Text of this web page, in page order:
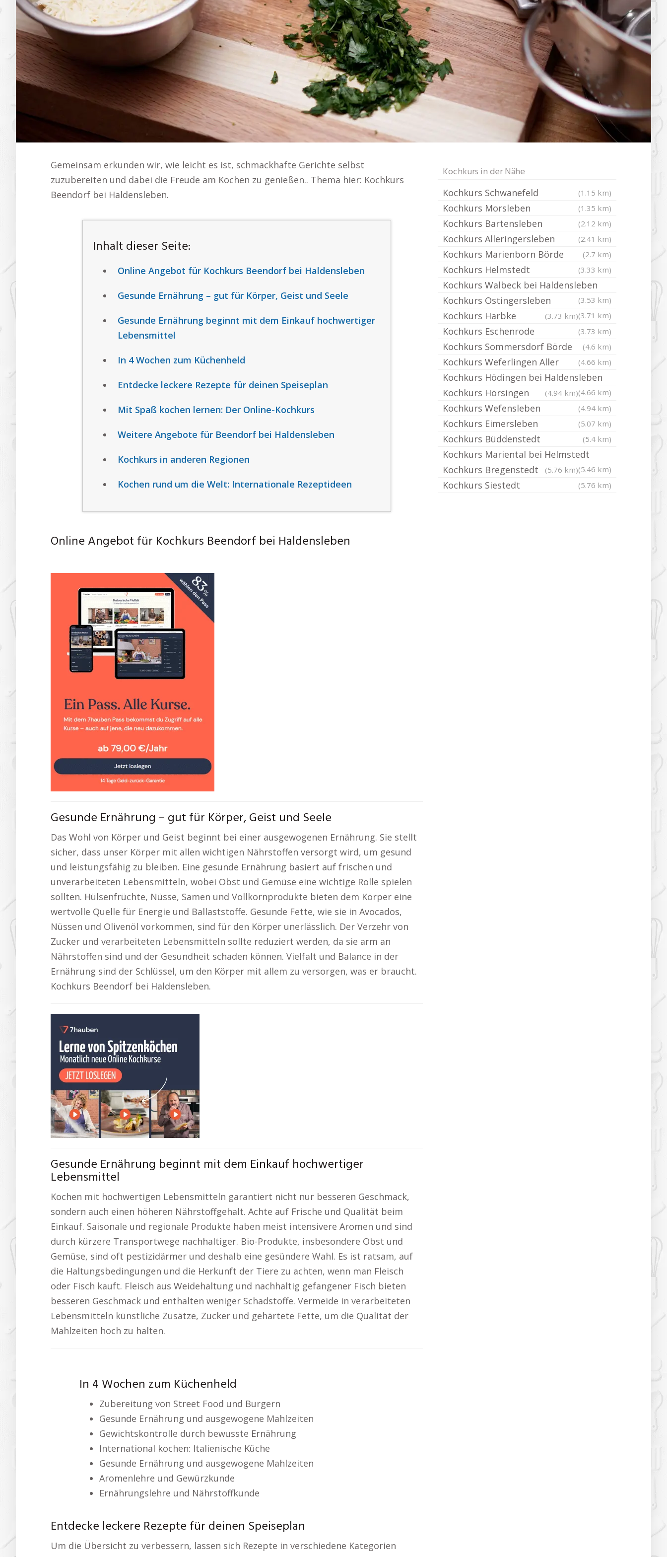
Gemeinsam erkunden wir, wie leicht es ist, schmackhafte Gerichte selbst
zuzubereiten und dabei die Freude am Kochen zu genießen.. Thema hier: Kochkurs
Beendorf bei Haldensleben.
Inhalt dieser Seite:
Online Angebot für Kochkurs Beendorf bei Haldensleben
Gesunde Ernährung – gut für Körper, Geist und Seele
Gesunde Ernährung beginnt mit dem Einkauf hochwertiger
Lebensmittel
In 4 Wochen zum Küchenheld
Entdecke leckere Rezepte für deinen Speiseplan
Mit Spaß kochen lernen: Der Online-Kochkurs
Weitere Angebote für Beendorf bei Haldensleben
Kochkurs in anderen Regionen
Kochen rund um die Welt: Internationale Rezeptideen
Online Angebot für Kochkurs Beendorf bei Haldensleben
Gesunde Ernährung – gut für Körper, Geist und Seele
Das Wohl von Körper und Geist beginnt bei einer ausgewogenen Ernährung. Sie stellt
sicher, dass unser Körper mit allen wichtigen Nährstoffen versorgt wird, um gesund
und leistungsfähig zu bleiben. Eine gesunde Ernährung basiert auf frischen und
unverarbeiteten Lebensmitteln, wobei Obst und Gemüse eine wichtige Rolle spielen
sollten. Hülsenfrüchte, Nüsse, Samen und Vollkornprodukte bieten dem Körper eine
wertvolle Quelle für Energie und Ballaststoffe. Gesunde Fette, wie sie in Avocados,
Nüssen und Olivenöl vorkommen, sind für den Körper unerlässlich. Der Verzehr von
Zucker und verarbeiteten Lebensmitteln sollte reduziert werden, da sie arm an
Nährstoffen sind und der Gesundheit schaden können. Vielfalt und Balance in der
Ernährung sind der Schlüssel, um den Körper mit allem zu versorgen, was er braucht.
Kochkurs Beendorf bei Haldensleben.
Gesunde Ernährung beginnt mit dem Einkauf hochwertiger
Lebensmittel
Kochen mit hochwertigen Lebensmitteln garantiert nicht nur besseren Geschmack,
sondern auch einen höheren Nährstoffgehalt. Achte auf Frische und Qualität beim
Einkauf. Saisonale und regionale Produkte haben meist intensivere Aromen und sind
durch kürzere Transportwege nachhaltiger. Bio-Produkte, insbesondere Obst und
Gemüse, sind oft pestizidärmer und deshalb eine gesündere Wahl. Es ist ratsam, auf
die Haltungsbedingungen und die Herkunft der Tiere zu achten, wenn man Fleisch
oder Fisch kauft. Fleisch aus Weidehaltung und nachhaltig gefangener Fisch bieten
besseren Geschmack und enthalten weniger Schadstoffe. Vermeide in verarbeiteten
Lebensmitteln künstliche Zusätze, Zucker und gehärtete Fette, um die Qualität der
Mahlzeiten hoch zu halten.
In 4 Wochen zum Küchenheld
Zubereitung von Street Food und Burgern
Gesunde Ernährung und ausgewogene Mahlzeiten
Gewichtskontrolle durch bewusste Ernährung
International kochen: Italienische Küche
Gesunde Ernährung und ausgewogene Mahlzeiten
Aromenlehre und Gewürzkunde
Ernährungslehre und Nährstoffkunde
Entdecke leckere Rezepte für deinen Speiseplan
Um die Übersicht zu verbessern, lassen sich Rezepte in verschiedene Kategorien
Kochkurs in der Nähe
Kochkurs Schwanefeld (1.15 km)
Kochkurs Morsleben (1.35 km)
Kochkurs Bartensleben (2.12 km)
Kochkurs Alleringersleben (2.41 km)
Kochkurs Marienborn Börde (2.7 km)
Kochkurs Helmstedt (3.33 km)
Kochkurs Walbeck bei Haldensleben
(3.53 km)
Kochkurs Ostingersleben
(3.71 km)
Kochkurs Harbke (3.73 km)
Kochkurs Eschenrode (3.73 km)
Kochkurs Sommersdorf Börde (4.6 km)
Kochkurs Weferlingen Aller (4.66 km)
Kochkurs Hödingen bei Haldensleben
(4.66 km)
Kochkurs Hörsingen (4.94 km)
Kochkurs Wefensleben (4.94 km)
Kochkurs Eimersleben (5.07 km)
Kochkurs Büddenstedt (5.4 km)
Kochkurs Mariental bei Helmstedt
(5.46 km)
Kochkurs Bregenstedt (5.76 km)
Kochkurs Siestedt (5.76 km)